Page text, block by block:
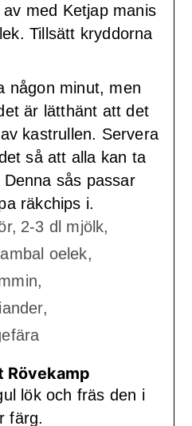
med Ketjap manis
Tillsätt kryddorna
någon minut, men
är lätthänt att det
kastrullen. Servera
så att alla kan ta
sås passar
räkchips i.
2-3 dl mjölk,
oelek,
Rövekamp
lök och fräs den i
färg.